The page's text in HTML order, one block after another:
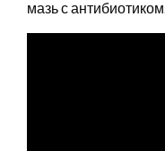
мазь с